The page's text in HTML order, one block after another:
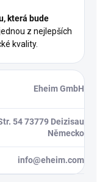
která bude
z nejlepších
kvality.
Eheim GmbH
54 73779 Deizisau
Německo
info@eheim.com